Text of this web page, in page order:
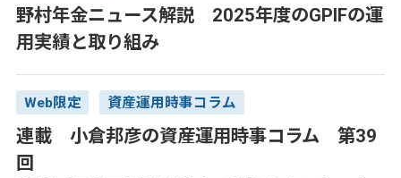
野村年金ニュース解説 2025年度のGPIFの運
用実績と取り組み
Web限定 資産運用時事コラム
連載 小倉邦彦の資産運用時事コラム 第39
回